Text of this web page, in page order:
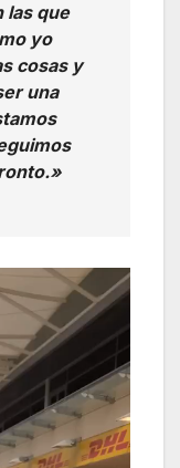
las que
yo
cosas y
una